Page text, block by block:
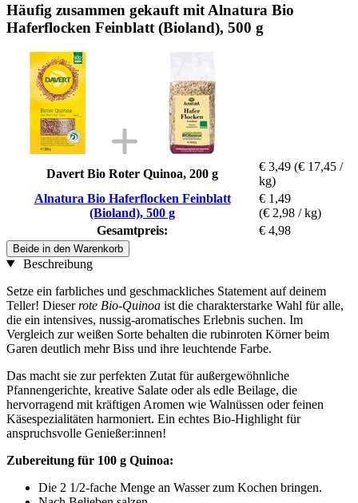
Häufig zusammen gekauft mit Alnatura Bio
Haferflocken Feinblatt (Bioland), 500 g
Davert Bio Roter Quinoa, 200 g
€ 3,49 (€ 17,45 /
kg)
Alnatura Bio Haferflocken Feinblatt
(Bioland), 500 g
€ 1,49
(€ 2,98 / kg)
Gesamtpreis:
€ 4,98
Beide in den Warenkorb
Beschreibung
Setze ein farbliches und geschmackliches Statement auf deinem
Teller! Dieserrote Bio-Quinoa ist die charakterstarke Wahl für alle,
die ein intensives, nussig-aromatisches Erlebnis suchen. Im
Vergleich zur weißen Sorte behalten die rubinroten Körner beim
Garen deutlich mehr Biss und ihre leuchtende Farbe.
Das macht sie zur perfekten Zutat für außergewöhnliche
Pfannengerichte, kreative Salate oder als edle Beilage, die
hervorragend mit kräftigen Aromen wie Walnüssen oder feinen
Käsespezialitäten harmoniert. Ein echtes Bio-Highlight für
anspruchsvolle Genießer:innen!
Zubereitung für 100 g Quinoa:
Die 2 1/2-fache Menge an Wasser zum Kochen bringen.